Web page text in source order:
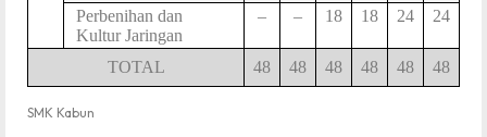
Perbenihan dan
Kultur Jaringan
– – 18 18 24 24
TOTAL 48 48 48 48 48 48
SMK Kabun